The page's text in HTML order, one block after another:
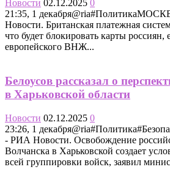
Новости 02.12.2025 0
21:35, 1
Новости. Британская платежная
что будет блокировать карты россиян,
европейского ВНЖ...
Белоусов рассказал о
в Харьковской области
Новости 02.12.2025 0
23:26, 1
- РИА Новости. Освобождение
Волчанска в Харьковской создает
всей группировки войск, заявил